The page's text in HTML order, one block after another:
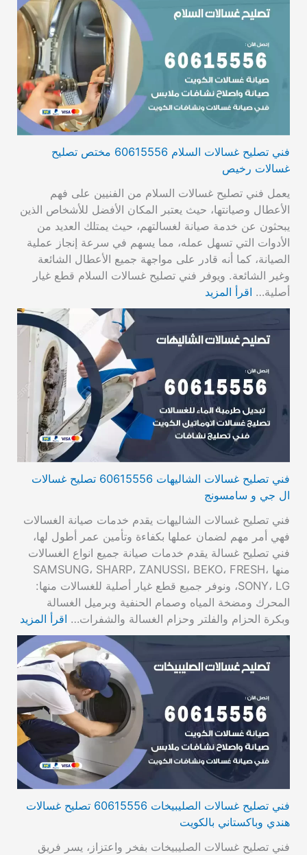
فني تصليح غسالات السلام 60615556 مختص تصليح
غسالات رخيص
يعمل فني تصليح غسالات السلام من الفنيين على فهم
الأعطال وصيانتها، حيث يعتبر المكان الأفضل للأشخاص الذين
يبحثون عن خدمة صيانة لغسالتهم، حيث يمتلك العديد من
الأدوات التي تسهل عمله، مما يسهم في سرعة إنجاز عملية
الصيانة، كما أنه قادر على مواجهة جميع الأعطال الشائعة
وغير الشائعة. ويوفر فني تصليح غسالات السلام قطع غيار
أصلية… اقرأ المزيد
فني تصليح غسالات الشاليهات 60615556 تصليح غسالات
ال جي و سامسونج
فني تصليح غسالات الشاليهات يقدم خدمات صيانة الغسالات
فهي أمر مهم لضمان عملها بكفاءة وتأمين عمر أطول لها،
فني تصليح غسالة يقدم خدمات صيانة جميع انواع الغسالات
منها SAMSUNG، SHARP، ZANUSSI، BEKO، FRESH،
SONY، LG، ونوفر جميع قطع غيار أصلية للغسالات منها:
المحرك ومضخة المياه وصمام الحنفية وبرميل الغسالة
وبكرة الحزام والفلتر وحزام الغسالة والشفرات… اقرأ المزيد
فني تصليح غسالات الصليبيخات 60615556 تصليح غسالات
هندي وباكستاني بالكويت
فني تصليح غسالات الصليبيخات بفخر واعتزاز، يسر فريق